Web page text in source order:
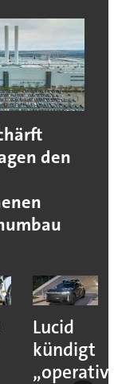
den
Lucid
kündigt